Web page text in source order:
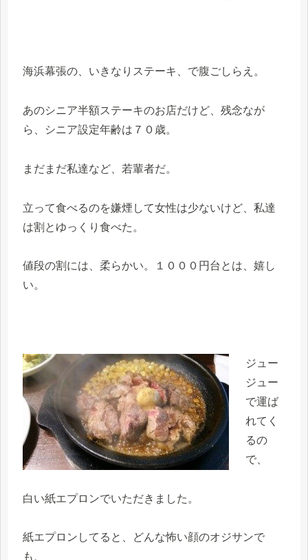
海浜幕張の、いきなりステーキ、で腹ごしらえ。
あのシニア半額ステーキのお店だけど、残念なが
ら、シニア設定年齢は７０歳。
まだまだ私達など、若輩者だ。
立って食べるのを嫌煙して女性は少ないけど、私達
は割とゆっくり食べた。
値段の割には、柔らかい。１０００円台とは、嬉し
い。
ジュー
ジュー
で運ば
れてく
るの
で、
白い紙エプロンでいただきました。
紙エプロンしてると、どんな怖い顔のオジサンで
も、